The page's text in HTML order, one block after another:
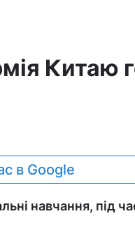
Китаю
в Google
навчання, під